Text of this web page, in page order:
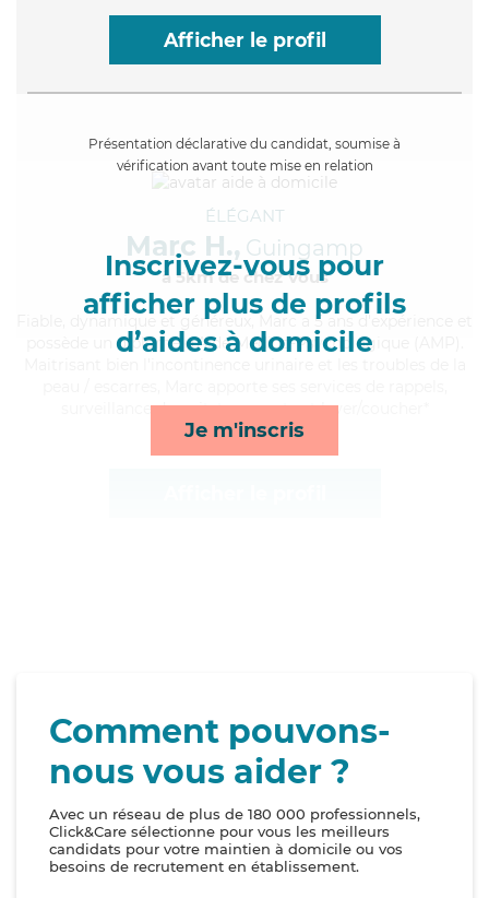
Afficher le profil
Présentation déclarative du candidat, soumise à
vérification avant toute mise en relation
Inscrivez-vous pour
afficher plus de profils
d’aides à domicile
Je m'inscris
ÉLÉGANT
Marc H., Guingamp
à 5km de chez Vous
, dynamique et généreux, Marc a 5 ans d'expérience et
possède un diplôme d'Aide Médico-Psychologique (AMP).
surveillance de nuit, transports et lever/coucher*
Comment pouvons-
nous vous aider ?
Avec un réseau de plus de 180 000 professionnels,
Click&Care sélectionne pour vous les meilleurs
candidats pour votre maintien à domicile ou vos
besoins de recrutement en établissement.